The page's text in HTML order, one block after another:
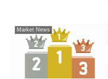
Market News